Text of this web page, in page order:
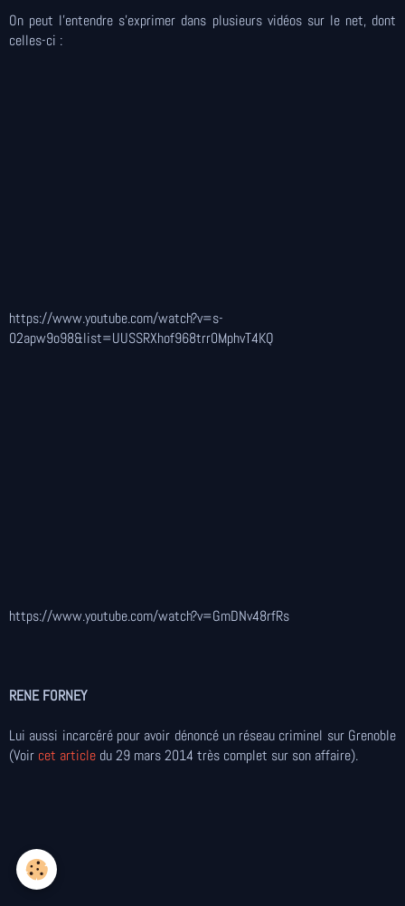
On peut l'entendre s'exprimer dans plusieurs vidéos sur le net, dont
celles-ci :
https://www.youtube.com/watch?v=s-
02apw9o98&list=UUSSRXhof968trr0MphvT4KQ
https://www.youtube.com/watch?v=GmDNv48rfRs
RENE FORNEY
Lui aussi incarcéré pour avoir dénoncé un réseau criminel sur Grenoble
(Voir cet article du 29 mars 2014 très complet sur son affaire).